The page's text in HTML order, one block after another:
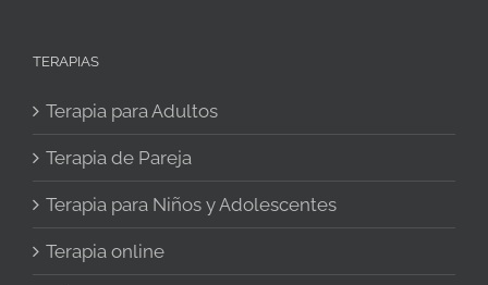
TERAPIAS
Terapia para Adultos
Terapia de Pareja
Terapia para Niños y Adolescentes
Terapia online